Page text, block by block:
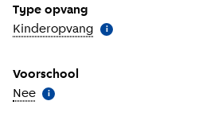
Type opvang
Kinderopvang Meer informatie
i
Voorschool
Nee Meer informatie
i